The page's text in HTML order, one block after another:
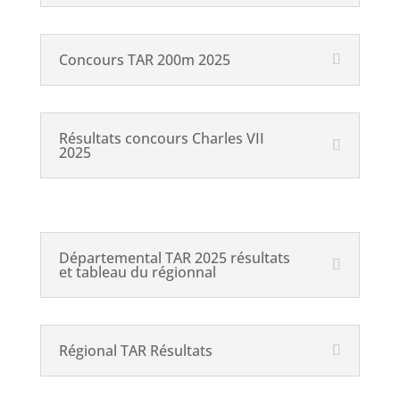
Concours TAR 200m 2025
Résultats concours Charles VII
2025
Départemental TAR 2025 résultats
et tableau du régionnal
Régional TAR Résultats